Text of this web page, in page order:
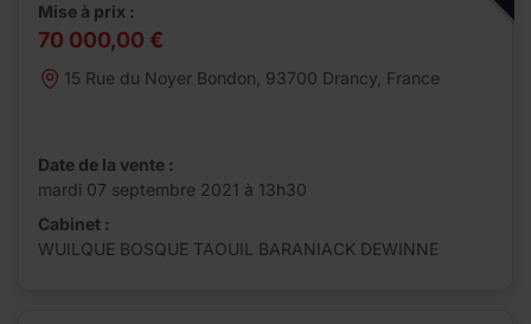
Mise à prix :
70 000,00 €
15 Rue du Noyer Bondon, 93700 Drancy, France
Date de la vente :
mardi 07 septembre 2021 à 13h30
Cabinet :
WUILQUE BOSQUE TAOUIL BARANIACK DEWINNE